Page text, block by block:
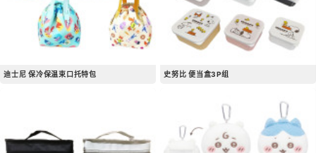
迪士尼 保冷保温束口托特包 史努比 便当盒3P组